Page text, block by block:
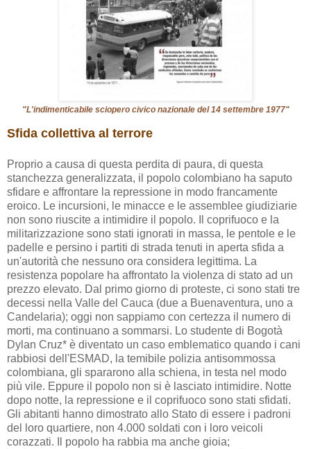
"L'indimenticabile sciopero civico nazionale del 14 settembre 1977"
Sfida collettiva al terrore
Proprio a causa di questa perdita di paura, di questa
stanchezza generalizzata, il popolo colombiano ha saputo
sfidare e affrontare la repressione in modo francamente
eroico. Le incursioni, le minacce e le assemblee giudiziarie
non sono riuscite a intimidire il popolo. Il coprifuoco e la
militarizzazione sono stati ignorati in massa, le pentole e le
padelle e persino i partiti di strada tenuti in aperta sfida a
un'autorità che nessuno ora considera legittima. La
resistenza popolare ha affrontato la violenza di stato ad un
prezzo elevato. Dal primo giorno di proteste, ci sono stati tre
decessi nella Valle del Cauca (due a Buenaventura, uno a
Candelaria); oggi non sappiamo con certezza il numero di
morti, ma continuano a sommarsi. Lo studente di Bogotà
Dylan Cruz* è diventato un caso emblematico quando i cani
rabbiosi dell'ESMAD, la temibile polizia antisommossa
colombiana, gli spararono alla schiena, in testa nel modo
più vile. Eppure il popolo non si è lasciato intimidire. Notte
dopo notte, la repressione e il coprifuoco sono stati sfidati.
Gli abitanti hanno dimostrato allo Stato di essere i padroni
del loro quartiere, non 4.000 soldati con i loro veicoli
corazzati. Il popolo ha rabbia ma anche gioia;